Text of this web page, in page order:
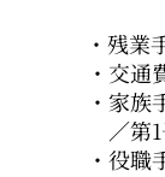
・残業
全額支
手当（配
6,000円・
職手